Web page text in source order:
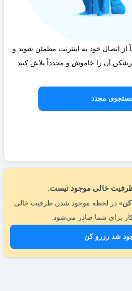
خالی موجود نیست.
کن» در لحظه موجود شدن ظرفیت خالی
برای شما صادر می‌شود.
شد رزرو کن
آن را خاموش و مجدداً تلاش کنید.
مجدد